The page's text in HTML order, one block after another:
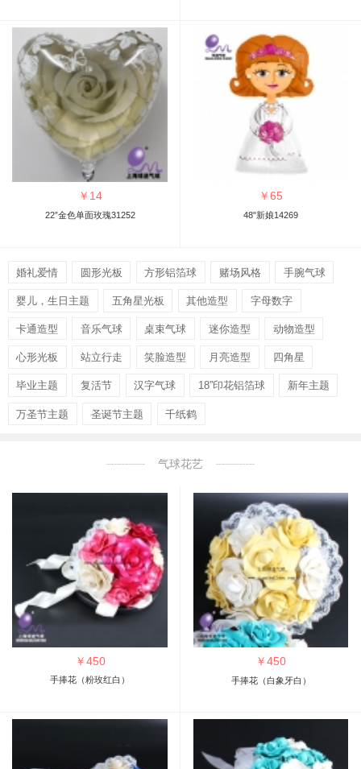
￥ 14
22”金色单面玫瑰31252
￥65
48"新娘14269
婚礼爱情 圆形光板 方形铝箔球 赌场风格 手腕气球
婴儿，生日主题 五角星光板 其他造型 字母数字
卡通造型 音乐气球 桌束气球 迷你造型 动物造型
心形光板 站立行走 笑脸造型 月亮造型 四角星
毕业主题 复活节 汉字气球 18”印花铝箔球 新年主题
万圣节主题 圣诞节主题 千纸鹤
气球花艺
￥450
手捧花（粉玫红白）
￥450
手捧花（白象牙白）